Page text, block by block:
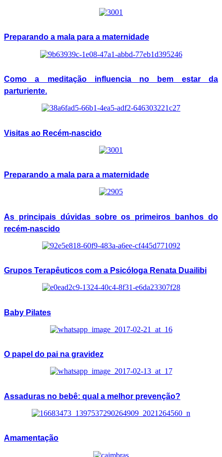
Preparando a mala para a maternidade
Como a meditação influencia no bem estar da
parturiente.
Visitas ao Recém-nascido
Preparando a mala para a maternidade
As principais dúvidas sobre os primeiros banhos do
recém-nascido
Grupos Terapêuticos com a Psicóloga Renata Duailibi
Baby Pilates
O papel do pai na gravidez
Assaduras no bebê: qual a melhor prevenção?
Amamentação